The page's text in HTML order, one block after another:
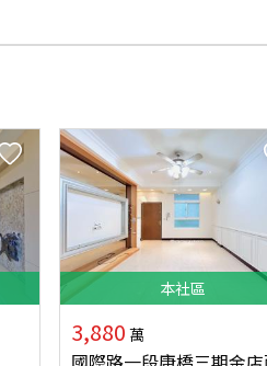
本社區
3,880 萬